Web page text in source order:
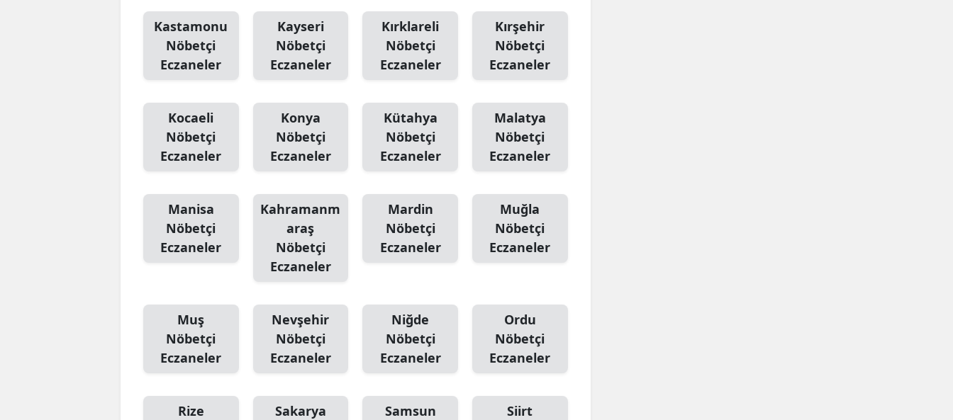
Kastamonu
Nöbetçi
Eczaneler
Kayseri
Nöbetçi
Eczaneler
Kırklareli
Nöbetçi
Eczaneler
Kırşehir
Nöbetçi
Eczaneler
Kocaeli
Nöbetçi
Eczaneler
Konya
Nöbetçi
Eczaneler
Kütahya
Nöbetçi
Eczaneler
Malatya
Nöbetçi
Eczaneler
Manisa
Nöbetçi
Eczaneler
Kahramanm
araş
Nöbetçi
Eczaneler
Mardin
Nöbetçi
Eczaneler
Muğla
Nöbetçi
Eczaneler
Muş
Nöbetçi
Eczaneler
Nevşehir
Nöbetçi
Eczaneler
Niğde
Nöbetçi
Eczaneler
Ordu
Nöbetçi
Eczaneler
Rize
Sakarya
Samsun
Siirt